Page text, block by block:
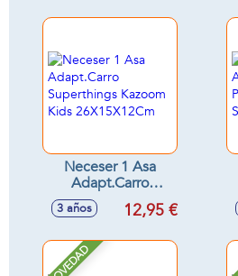
Neceser 1 Asa
Adapt.Carro
Superthings
Kazoom Kids
3 años 12,95 €
NOVEDAD